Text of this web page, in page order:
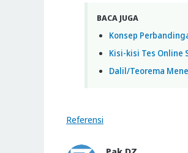
BACA JUGA
Konsep
Kisi-kisi Tes Online
Dalil/Teorema
Referensi